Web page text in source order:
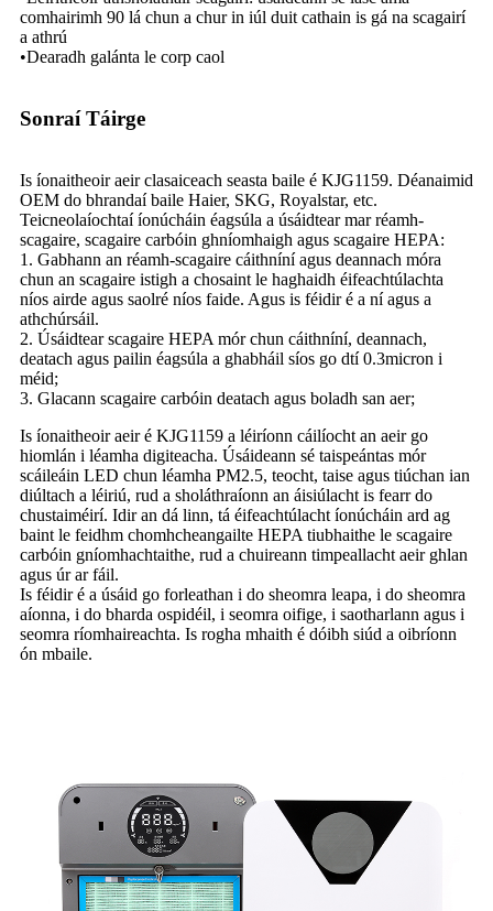
comhairimh 90 lá chun a chur in iúl duit cathain is gá na scagairí
a athrú
•Dearadh galánta le corp caol
Sonraí Táirge
Is íonaitheoir aeir clasaiceach seasta baile é KJG1159. Déanaimid
OEM do bhrandaí baile Haier, SKG, Royalstar, etc.
Teicneolaíochtaí íonúcháin éagsúla a úsáidtear mar réamh-
scagaire, scagaire carbóin ghníomhaigh agus scagaire HEPA:
1. Gabhann an réamh-scagaire cáithníní agus deannach móra
chun an scagaire istigh a chosaint le haghaidh éifeachtúlachta
níos airde agus saolré níos faide. Agus is féidir é a ní agus a
athchúrsáil.
2. Úsáidtear scagaire HEPA mór chun cáithníní, deannach,
deatach agus pailin éagsúla a ghabháil síos go dtí 0.3micron i
méid;
3. Glacann scagaire carbóin deatach agus boladh san aer;
Is íonaitheoir aeir é KJG1159 a léiríonn cáilíocht an aeir go
hiomlán i léamha digiteacha. Úsáideann sé taispeántas mór
scáileáin LED chun léamha PM2.5, teocht, taise agus tiúchan ian
diúltach a léiriú, rud a sholáthraíonn an áisiúlacht is fearr do
chustaiméirí. Idir an dá linn, tá éifeachtúlacht íonúcháin ard ag
baint le feidhm chomhcheangailte HEPA tiubhaithe le scagaire
carbóin gníomhachtaithe, rud a chuireann timpeallacht aeir ghlan
agus úr ar fáil.
Is féidir é a úsáid go forleathan i do sheomra leapa, i do sheomra
aíonna, i do bharda ospidéil, i seomra oifige, i saotharlann agus i
seomra ríomhaireachta. Is rogha mhaith é dóibh siúd a oibríonn
ón mbaile.